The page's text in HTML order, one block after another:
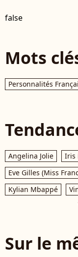
false
Mots
Personnalités
Angelina Jolie Iris
Eve Gilles (Miss
Kylian Mbappé
Sur le